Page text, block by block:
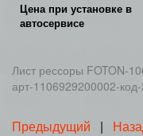
Цена при установке в
автосервисе
Лист рессоры FOTON-
арт-1106929200002-
Предыдущий |